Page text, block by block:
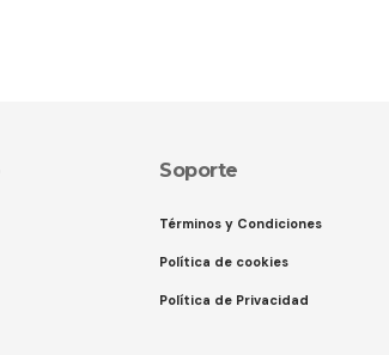
Soporte
Términos y Condiciones
Política de cookies
Política de Privacidad